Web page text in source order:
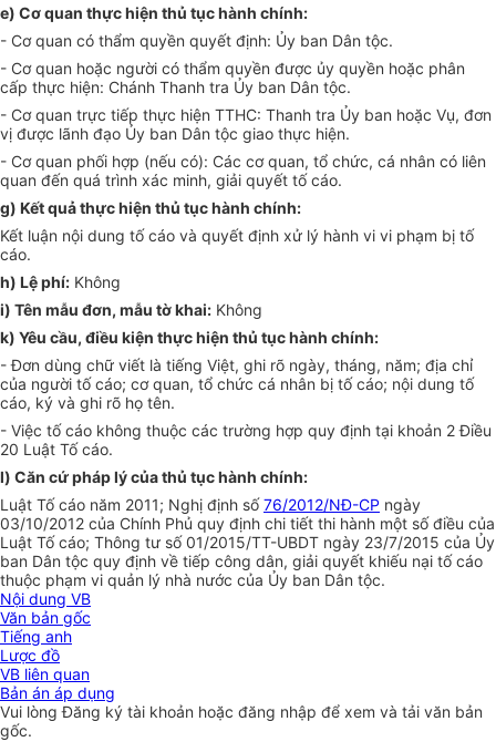
e) Cơ quan thực hiện thủ tục hành chính:
- Cơ quan có thẩm quyền quyết định: Ủy ban Dân tộc.
- Cơ quan hoặc người có thẩm quyền được ủy quyền hoặc phân
cấp thực hiện: Chánh Thanh tra Ủy ban Dân tộc.
- Cơ quan trực tiếp thực hiện TTHC: Thanh tra Ủy ban hoặc Vụ, đơn
vị được lãnh đạo Ủy ban Dân tộc giao thực hiện.
- Cơ quan phối hợp (nếu có): Các cơ quan, tổ chức, cá nhân có liên
quan đến quá trình xác minh, giải quyết tố cáo.
g) Kết quả thực hiện thủ tục hành chính:
Kết luận nội dung tố cáo và quyết định xử lý hành vi vi phạm bị tố
cáo.
h) Lệ phí: Không
i) Tên mẫu đơn, mẫu tờ khai: Không
k) Yêu cầu, điều kiện thực hiện thủ tục hành chính:
-Đơn dùng chữ viết là tiếng Việt, ghi rõ ngày, tháng, năm; địa chỉ
của người tố cáo; cơ quan, tổ chức cá nhân bị tố cáo; nội dung tố
cáo, ký và ghi rõ họ tên.
- Việc tố cáo không thuộc các trường hợp quy định tại khoản 2 Điều
20 Luật Tố cáo.
l) Căn cứ pháp lý của thủ tục hành chính:
Luật Tố cáo năm 2011; Nghị định số76/2012/NĐ-CP ngày
03/10/2012 của Chính Phủ quy định chi tiết thi hành một sốđiều của
Luật Tố cáo; Thông tư số 01/2015/TT-UBDT ngày 23/7/2015 của Ủy
ban Dân tộc quy định về tiếp công dân, giải quyết khiếu nại tố cáo
thuộc phạm vi quản lý nhà nước của Ủy ban Dân tộc.
Nội dung VB
Văn bản gốc
Tiếng anh
Lược đồ
VB liên quan
Bản án áp dụng
Vui lòngĐăng ký tài khoản hoặc đăng nhập để xem và tải văn bản
gốc.